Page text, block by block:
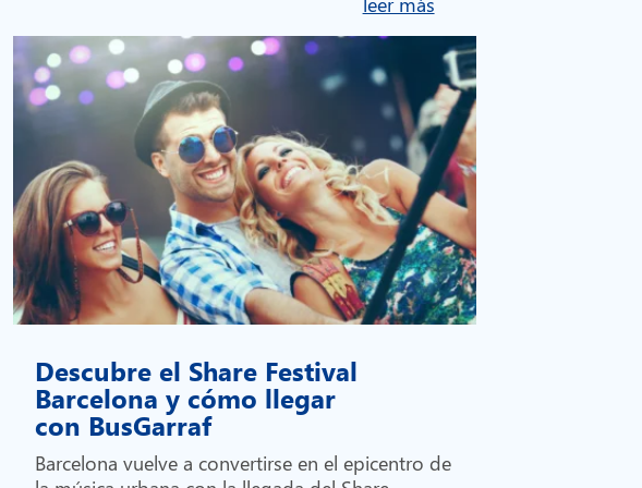
Descubre el Share Festival
Barcelona y cómo llegar
con BusGarraf
Barcelona vuelve a convertirse en el epicentro de